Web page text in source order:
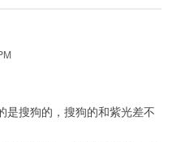
是搜狗的，搜狗的和紫光差不